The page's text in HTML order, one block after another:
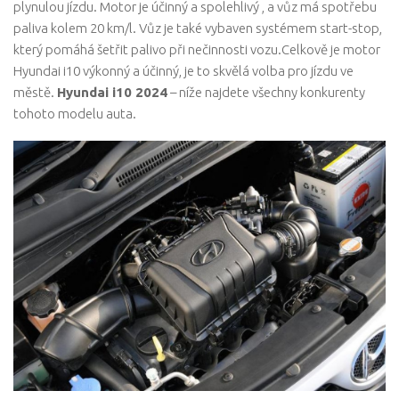
plynulou jízdu. Motor je účinný a spolehlivý , a vůz má spotřebu
paliva kolem 20 km/l. Vůz je také vybaven systémem start-stop,
který pomáhá šetřit palivo při nečinnosti vozu.Celkově je motor
Hyundai i10 výkonný a účinný, je to skvělá volba pro jízdu ve
městě. Hyundai i10 2024– níže najdete všechny konkurenty
tohoto modelu auta.